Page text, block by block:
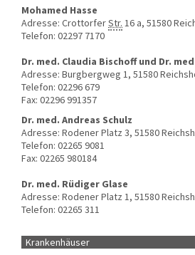
Mohamed Hasse
Adresse: CrottorferStr. 16 a, 51580
Telefon: 02297 7170
Dr. med. Claudia Bischoff und Dr.
Adresse: Burgbergweg 1, 51580
Telefon: 02296 679
Fax: 02296 991357
Dr. med. Andreas Schulz
Adresse: Rodener Platz 3, 51580
Telefon: 02265 9081
Fax: 02265 980184
Dr. med. Rüdiger Glase
Adresse: Rodener Platz 1, 51580
Telefon: 02265 311
Krankenhäuser